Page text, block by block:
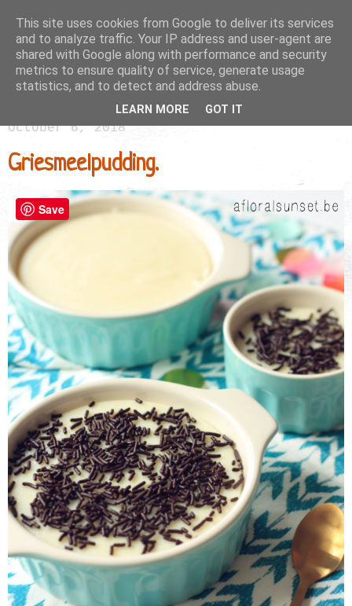
October 6, 2018
Griesmeelpudding.
This site uses cookies from Google to deliver its services
and to analyze traffic. Your IP address and user-agent are
shared with Google along with performance and security
metrics to ensure quality of service, generate usage
statistics, and to detect and address abuse.
LEARN MORE GOT IT
Save